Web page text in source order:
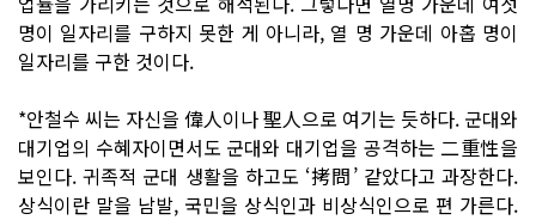
명이 일자리를 구하지 못한 게 아니라, 열 명 가운데 아홉 명이
일자리를 구한 것이다.
*안철수 씨는 자신을 偉人이나 聖人으로 여기는 듯하다. 군대와
대기업의 수혜자이면서도 군대와 대기업을 공격하는 二重性을
보인다. 귀족적 군대 생활을 하고도 ‘拷問’ 같았다고 과장한다.
상식이란 말을 남발, 국민을 상식인과 비상식인으로 편 가른다.